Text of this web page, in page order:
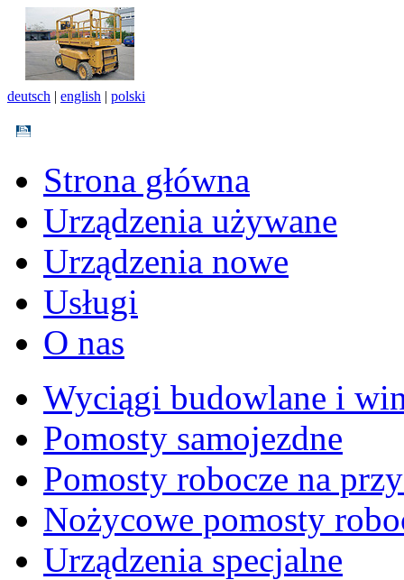
deutsch | english | polski
Strona główna
Urządzenia używane
Urządzenia nowe
Usługi
O nas
Wyciągi budowlane i
Pomosty samojezdne
Pomosty robocze na
Nożycowe pomosty
Urządzenia specjalne